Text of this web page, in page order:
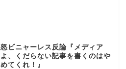
怒ビニャーレス反論『メディア
よ、くだらない記事を書くのはや
めてくれ！』